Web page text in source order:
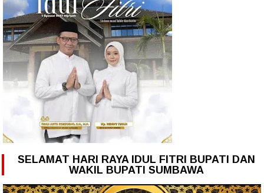
SELAMAT HARI RAYA IDUL FITRI BUPATI DAN
WAKIL BUPATI SUMBAWA